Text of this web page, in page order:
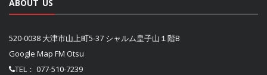
ABOUT US
520-0038 大津市山上町5-37 シャルム皇子山１階B
Google Map FM Otsu
TEL： 077-510-7239